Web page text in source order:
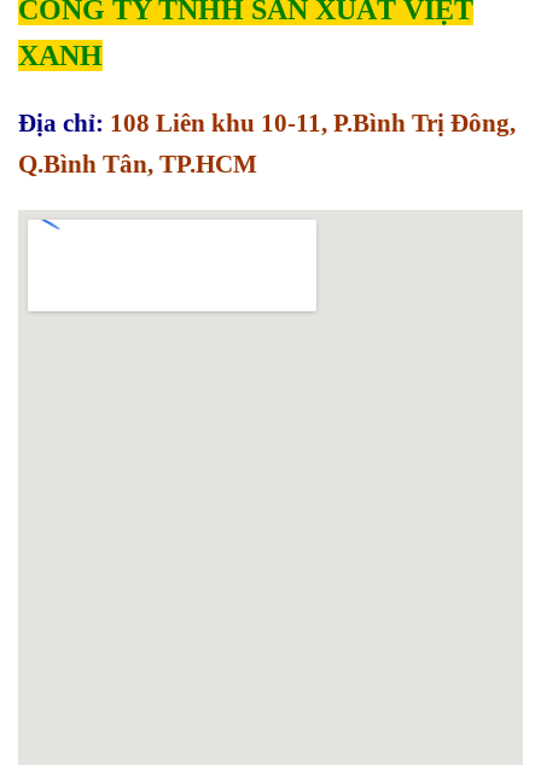
CÔNG TY TNHH SẢN XUẤT VIỆT
XANH
Địa chỉ: 108 Liên khu 10-11, P.Bình Trị Đông,
Q.Bình Tân, TP.HCM